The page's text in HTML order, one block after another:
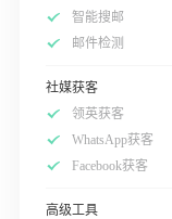
智能搜邮
邮件检测
社媒获客
领英获客
WhatsApp获客
Facebook获客
高级工具